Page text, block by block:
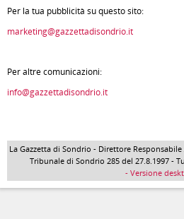
Per la tua pubblicità su questo sito:
marketing@gazzettadisondrio.it
Per altre comunicazioni:
info@gazzettadisondrio.it
La Gazzetta di Sondrio - Direttore
Tribunale di Sondrio 285 del 27.8.1997 -
- Versione